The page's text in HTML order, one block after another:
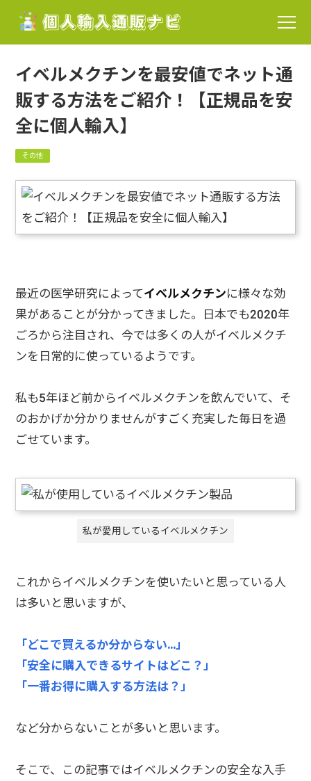
イベルメクチンを最安値でネット通
販する方法をご紹介！【正規品を安
全に個人輸入】
その他
最近の医学研究によってイベルメクチンに様々な効
果があることが分かってきました。日本でも2020年
ごろから注目され、今では多くの人がイベルメクチ
ンを日常的に使っているようです。
私も5年ほど前からイベルメクチンを飲んでいて、そ
のおかげか分かりませんがすごく充実した毎日を過
ごせています。
私が愛用しているイベルメクチン
これからイベルメクチンを使いたいと思っている人
は多いと思いますが、
「どこで買えるか分からない…」
「安全に購入できるサイトはどこ？」
「一番お得に購入する方法は？」
など分からないことが多いと思います。
そこで、この記事ではイベルメクチンの安全な入手